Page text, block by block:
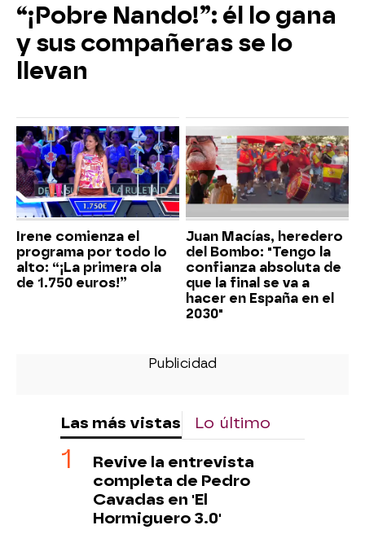
“¡Pobre Nando!”: él lo gana
y sus compañeras se lo
llevan
Irene comienza el
programa por todo lo
alto: “¡La primera ola
de 1.750 euros!”
Juan Macías, heredero
del Bombo: "Tengo la
confianza absoluta de
que la final se va a
hacer en España en el
2030"
Las más vistas Lo último
Revive la entrevista
completa de Pedro
Cavadas en 'El
Hormiguero 3.0'